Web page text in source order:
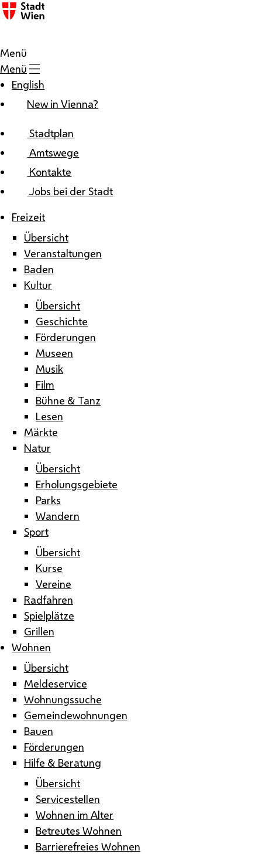
Zum Inhalt
Menü
Menü
English
New in Vienna?
Stadtplan
Amtswege
Kontakte
Jobs bei der Stadt
Freizeit
Übersicht
Veranstaltungen
Baden
Kultur
Übersicht
Geschichte
Förderungen
Museen
Musik
Film
Bühne & Tanz
Lesen
Märkte
Natur
Übersicht
Erholungsgebiete
Parks
Wandern
Sport
Übersicht
Kurse
Vereine
Radfahren
Spielplätze
Grillen
Wohnen
Übersicht
Meldeservice
Wohnungssuche
Gemeindewohnungen
Bauen
Förderungen
Hilfe & Beratung
Übersicht
Servicestellen
Wohnen im Alter
Betreutes Wohnen
Barrierefreies Wohnen